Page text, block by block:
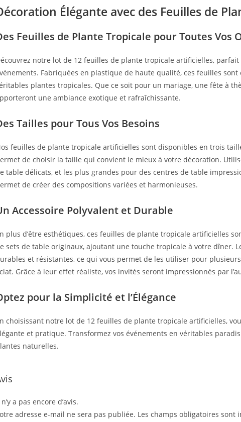
Élégante avec des Feuilles de
Feuilles de Plante Tropicale pour Toutes Vos
notre lot de 12 feuilles de plante tropicale artificielles,
Fabriquées en plastique de haute qualité, ces feuilles
plantes tropicales. Que ce soit pour un mariage, une fête à
une ambiance exotique et rafraîchissante.
Tailles pour Tous Vos Besoins
feuilles de plante tropicale artificielles sont disponibles en trois
de choisir la taille qui convient le mieux à votre décoration.
table délicats, et les plus grandes pour des centres de table
de créer des compositions variées et harmonieuses.
Accessoire Polyvalent et Durable
plus d’être esthétiques, ces feuilles de plante tropicale artificielles
sets de table originaux, ajoutant une touche tropicale à votre dîner.
et résistantes, ce qui vous permet de les utiliser pour
Grâce à leur effet réaliste, vos invités seront impressionnés par
pour la Simplicité et l’Élégance
choisissant notre lot de 12 feuilles de plante tropicale artificielles,
et pratique. Transformez vos événements en véritables
naturelles.
a pas encore d’avis.
adresse e-mail ne sera pas publiée. Les champs obligatoires sont